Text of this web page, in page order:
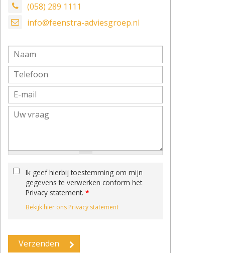
(058) 289 1111
info@feenstra-adviesgroep.nl
Ik geef hierbij toestemming om mijn
gegevens te verwerken conform het
Privacy statement. *
Bekijk hier ons Privacy statement